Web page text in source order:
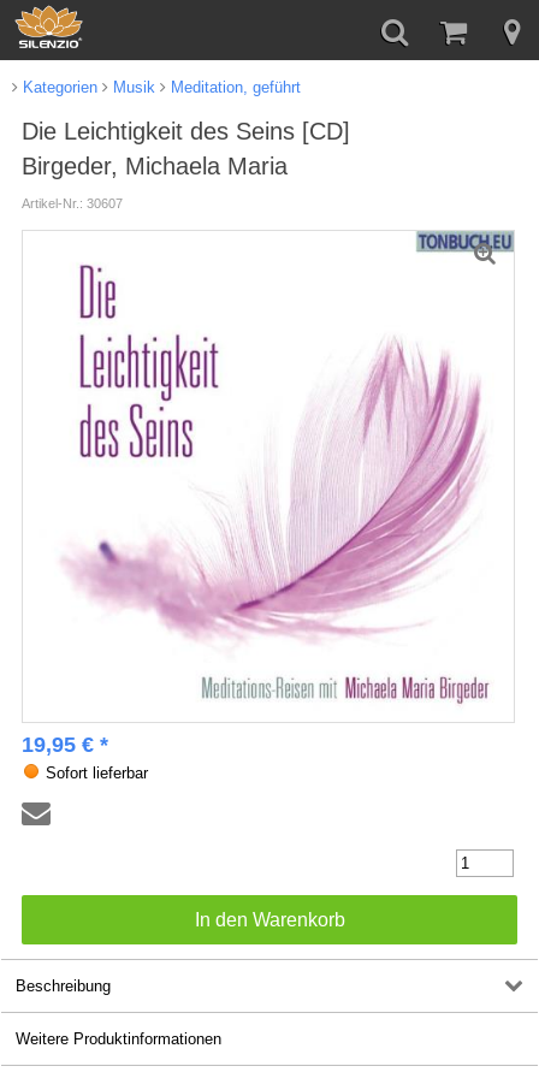
Kategorien Musik Meditation, geführt
Die Leichtigkeit des Seins [CD]
Birgeder, Michaela Maria
Artikel-Nr.: 30607
19,95 € *
Sofort lieferbar
Beschreibung
Weitere Produktinformationen